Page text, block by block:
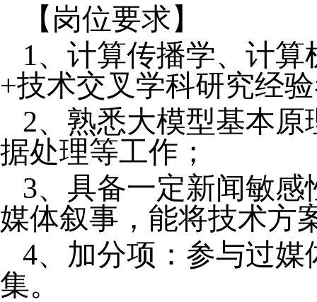
【岗位要求】
1、 计算传播学、计算
+技术交叉学科研究经
2、 熟悉大模型基本原
据处理等工作 ；
3、 具备一定新闻敏
媒体叙事，能将技术方
4、 加分项：参与过
集。